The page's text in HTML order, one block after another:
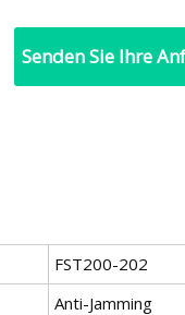
Senden Sie Ihre
FST200-202
Anti-Jamming